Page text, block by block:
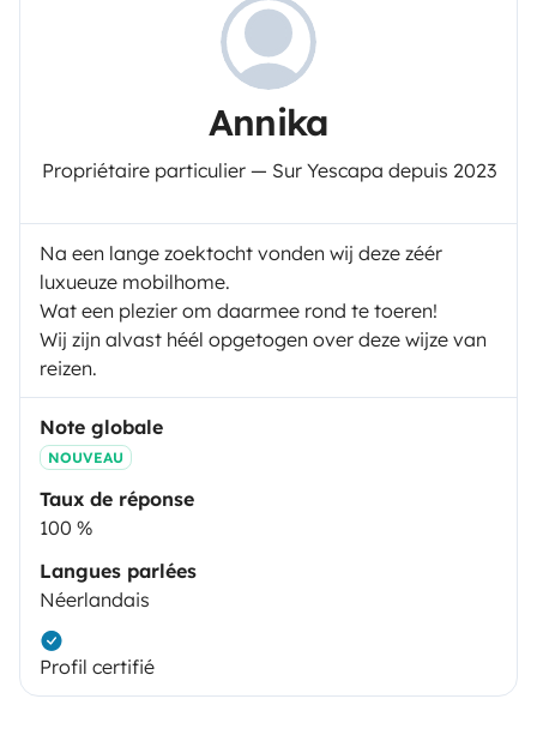
Annika
Propriétaire particulier — Sur Yescapa depuis 2023
Na een lange zoektocht vonden wij deze zéér
luxueuze mobilhome.
Wat een plezier om daarmee rond te toeren!
Wij zijn alvast héél opgetogen over deze wijze van
reizen.
Note globale
NOUVEAU
Taux de réponse
100 %
Langues parlées
Néerlandais
Profil certifié